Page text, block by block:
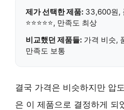
제가 선택한 제품: 33,600원,
⭐⭐⭐⭐⭐, 만족도 최상
비교했던 제품들: 가격 비슷,
만족도 보통
결국 가격은 비슷하지만 압
은 이 제품으로 결정하게 되